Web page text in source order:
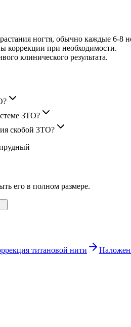
ногтя, обычно каждые 6-8
коррекции при необходимости.
клинического результата.
3ТО?
скобой 3ТО?
его в полном размере.
титановой нити